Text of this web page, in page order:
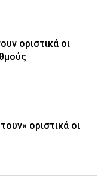
οριστικά οι
οριστικά οι